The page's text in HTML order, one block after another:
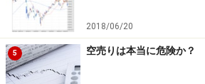
トレンドラインで株価動向
東証マザーズ指数のチャートにトレ
2018/06/20
5 空売りは本当に危険か？